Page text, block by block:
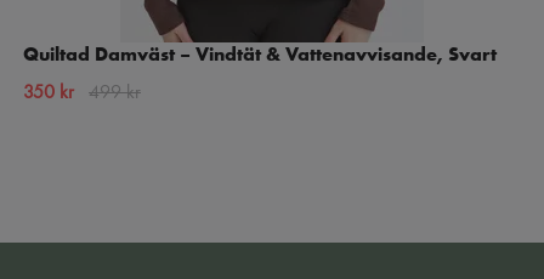
Quiltad Damväst – Vindtät & Vattenavvisande, Svart
350 kr 499 kr